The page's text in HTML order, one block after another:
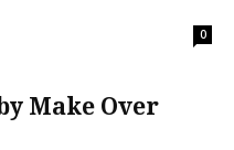
0
Make Over